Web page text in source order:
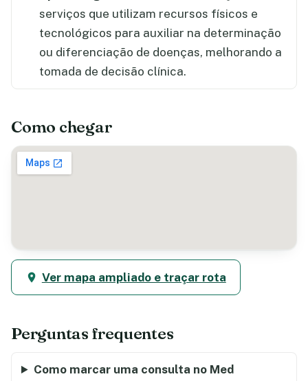
serviços que utilizam recursos físicos e
tecnológicos para auxiliar na determinação
ou diferenciação de doenças, melhorando a
tomada de decisão clínica.
Como chegar
Ver mapa ampliado e traçar rota
Perguntas frequentes
Como marcar uma consulta no Med